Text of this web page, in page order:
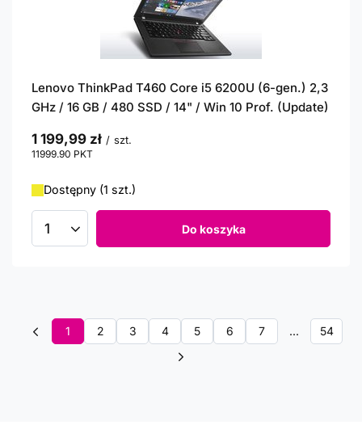
Lenovo ThinkPad T460 Core i5 6200U (6-gen.) 2,3
GHz / 16 GB / 480 SSD / 14" / Win 10 Prof. (Update)
1 199,99 zł / szt.
11999.90 PKT
Dostępny (1 szt.)
Ilość produktów Do koszyka
1 2 3 4 5 6 7 ... 54